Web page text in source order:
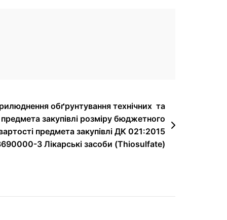
обґрунтування технічних та
закупівлі розміру бюджетного
предмета закупівлі ДК 021:2015
3 Лікарські засоби (Thiosulfate)